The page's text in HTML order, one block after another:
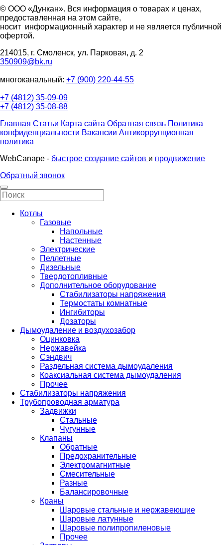
© ООО «Дункан». Вся информация о товарах и ценах,
предоставленная на этом сайте,
носит информационный характер и не является публичной
офертой.
214015, г. Смоленск, ул. Парковая, д. 2
350909@bk.ru
многоканальный: +7 (900) 220-44-55
+7 (4812) 35-09-09
+7 (4812) 35-08-88
Главная Статьи Карта сайта Обратная связь Политика
конфиденциальности Вакансии Антикоррупционная
политика
WebCanape - быстрое создание сайтов и продвижение
Обратный звонок
Котлы
Газовые
Напольные
Настенные
Электрические
Пеллетные
Дизельные
Твердотопливные
Дополнительное оборудование
Стабилизаторы напряжения
Термостаты комнатные
Ингибиторы
Дозаторы
Дымоудаление и воздухозабор
Оцинковка
Нержавейка
Сэндвич
Раздельная система дымоудаления
Коаксиальная система дымоудаления
Прочее
Стабилизаторы напряжения
Трубопроводная арматура
Задвижки
Стальные
Чугунные
Клапаны
Обратные
Предохранительные
Электромагнитные
Смесительные
Разные
Балансировочные
Краны
Шаровые стальные и нержавеющие
Шаровые латунные
Шаровые полипропиленовые
Прочее